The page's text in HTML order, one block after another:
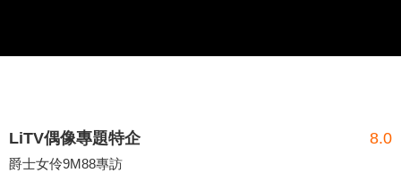
LiTV偶像專題特企 8.0
爵士女伶9M88專訪